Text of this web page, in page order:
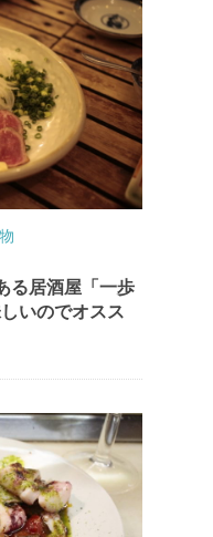
る居酒屋「一歩
いのでオスス